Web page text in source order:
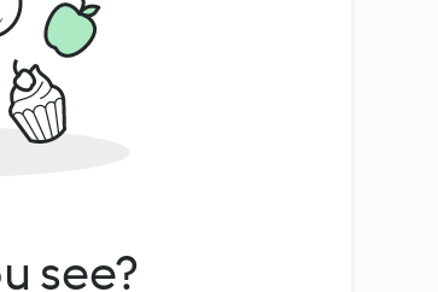
see?